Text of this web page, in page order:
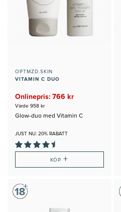
OPTMZD.SKIN
VITAMIN C DUO
Onlinepris: 766 kr
Värde 958 kr
Glow-duo med Vitamin C
JUST NU: 20% RABATT
KÖP+